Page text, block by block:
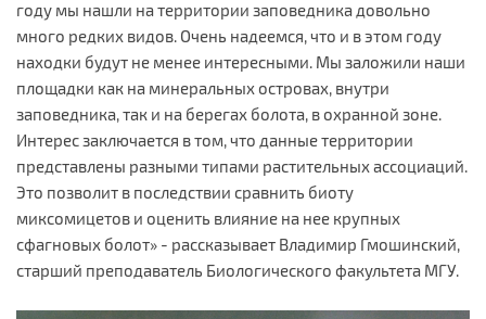
году мы нашли на территории заповедника довольно
много редких видов. Очень надеемся, что и в этом году
находки будут не менее интересными. Мы заложили наши
площадки как на минеральных островах, внутри
заповедника, так и на берегах болота, в охранной зоне.
Интерес заключается в том, что данные территории
представлены разными типами растительных ассоциаций.
Это позволит в последствии сравнить биоту
миксомицетов и оценить влияние на нее крупных
сфагновых болот» - рассказывает Владимир Гмошинский,
старший преподаватель Биологического факультета МГУ.